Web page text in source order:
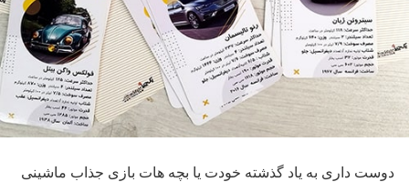
دوست داری به یاد گذشته خودت یا بچه هات بازی جذاب ماشینی